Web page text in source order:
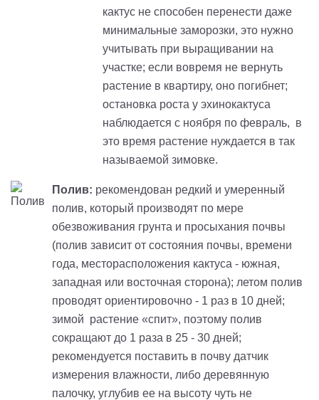
кактус не способен перенести даже
минимальные заморозки, это нужно
учитывать при выращивании на
участке; если вовремя не вернуть
растение в квартиру, оно погибнет;
остановка роста у эхинокактуса
наблюдается с ноября по февраль, в
это время растение нуждается в так
называемой зимовке.
Полив: рекомендован редкий и умеренный
полив, который производят по мере
обезвоживания грунта и просыхания почвы
(полив зависит от состояния почвы, времени
года, месторасположения кактуса - южная,
западная или восточная сторона); летом полив
проводят ориентировочно - 1 раз в 10 дней;
зимой растение «спит», поэтому полив
сокращают до 1 раза в 25 - 30 дней;
рекомендуется поставить в почву датчик
измерения влажности, либо деревянную
палочку, углубив ее на высоту чуть не